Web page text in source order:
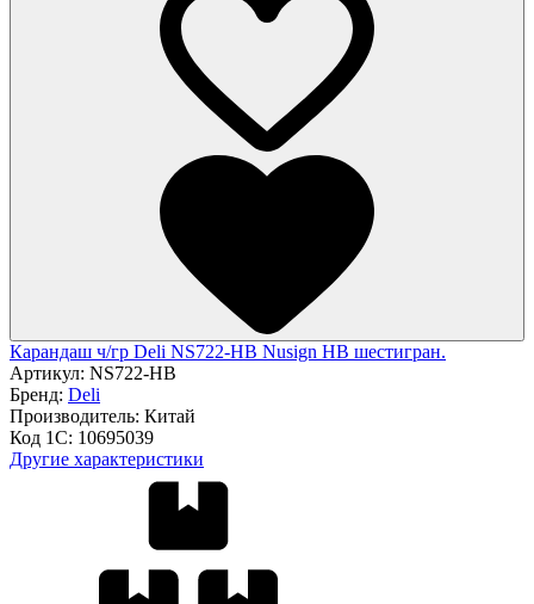
Карандаш ч/гр Deli NS722-HB Nusign HB шестигран.
Артикул: NS722-HB
Бренд: Deli
Производитель: Китай
Код 1С: 10695039
Другие характеристики